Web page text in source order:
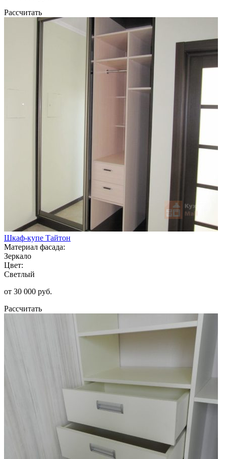
Рассчитать
Шкаф-купе Тайтон
Материал фасада:
Зеркало
Цвет:
Светлый
от 30 000 руб.
Рассчитать